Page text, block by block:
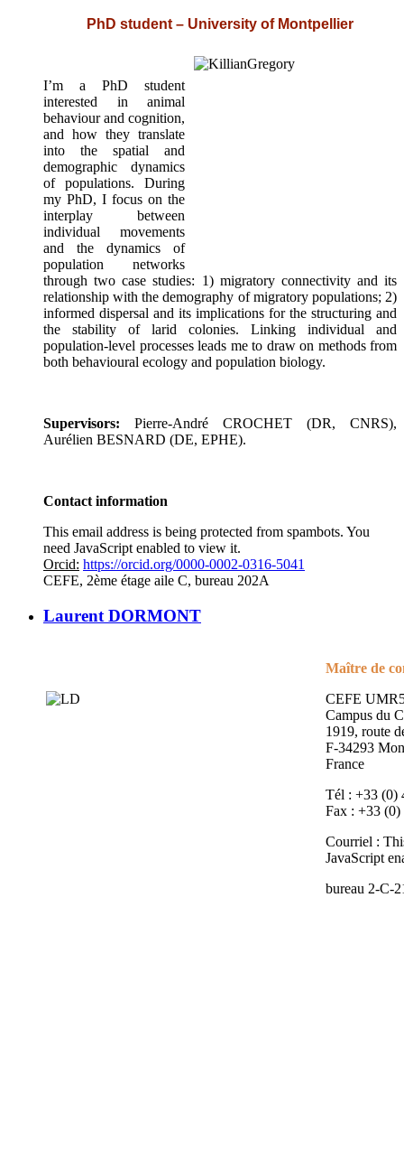
PhD student – University of Montpellier
I’m a PhD student
interested in animal
behaviour and cognition,
and how they translate
into the spatial and
demographic dynamics
of populations. During
my PhD, I focus on the
interplay between
individual movements
and the dynamics of
population networks
through two case studies: 1) migratory connectivity and its
relationship with the demography of migratory populations; 2)
informed dispersal and its implications for the structuring and
the stability of larid colonies. Linking individual and
population-level processes leads me to draw on methods from
both behavioural ecology and population biology.
Supervisors: Pierre-André CROCHET (DR, CNRS),
Aurélien BESNARD (DE, EPHE).
Contact information
This email address is being protected from spambots. You
need JavaScript enabled to view it.
Orcid: https://orcid.org/0000-0002-0316-5041
CEFE, 2ème étage aile C, bureau 202A
Laurent DORMONT
Maître de
CEFE
Campus du
1919, route
F-34293
France
Tél : +33 (0)
Fax : +33 (0)
Courriel :
JavaScript
bureau 2-C-